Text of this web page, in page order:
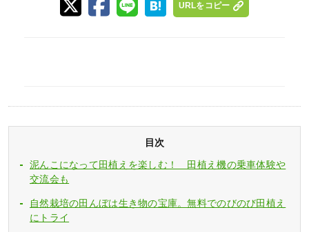
URLをコピー
目次
泥んこになって田植えを楽しむ！ 田植え機の乗車体験や
交流会も
自然栽培の田んぼは生き物の宝庫。無料でのびのび田植え
にトライ